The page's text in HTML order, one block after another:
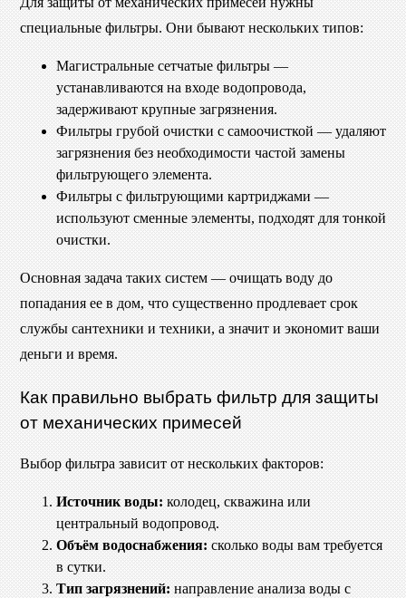
специальные фильтры. Они бывают нескольких типов:
Магистральные сетчатые фильтры —
устанавливаются на входе водопровода,
задерживают крупные загрязнения.
Фильтры грубой очистки с самоочисткой — удаляют
загрязнения без необходимости частой замены
фильтрующего элемента.
Фильтры с фильтрующими картриджами —
используют сменные элементы, подходят для тонкой
очистки.
Основная задача таких систем — очищать воду до
попадания ее в дом, что существенно продлевает срок
службы сантехники и техники, а значит и экономит ваши
деньги и время.
Как правильно выбрать фильтр для защиты
от механических примесей
Выбор фильтра зависит от нескольких факторов:
Источник воды: колодец, скважина или
центральный водопровод.
Объём водоснабжения: сколько воды вам требуется
в сутки.
Тип загрязнений: направление анализа воды с